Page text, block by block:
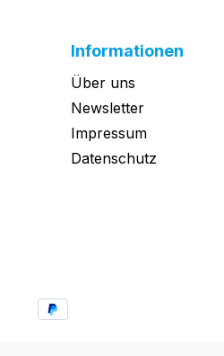
Informationen
Über uns
Newsletter
Impressum
Datenschutz